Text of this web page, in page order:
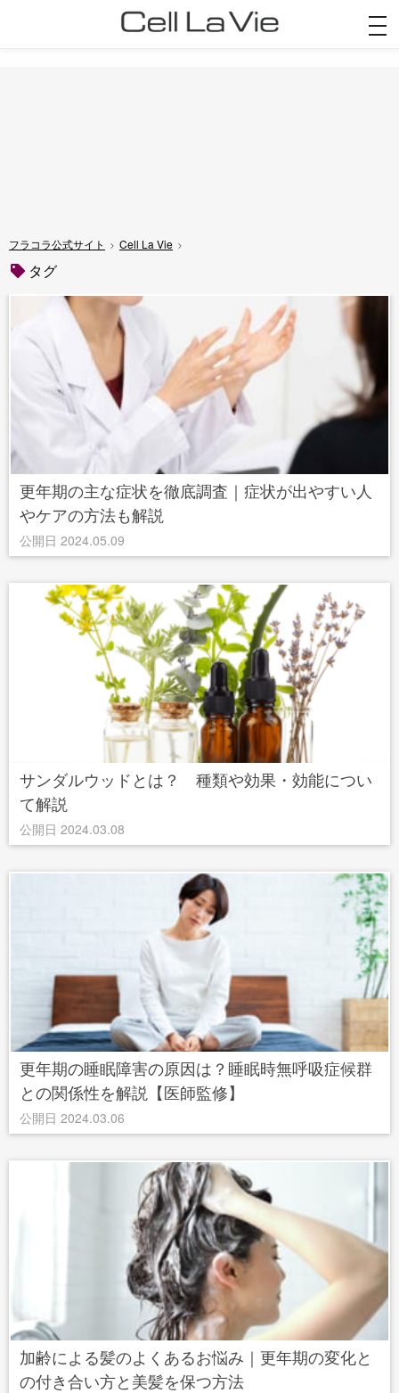
フラコラ公式サイト Cell La Vie
タグ
更年期の主な症状を徹底調査｜症状が出やすい人
やケアの方法も解説
公開日 2024.05.09
サンダルウッドとは？ 種類や効果・効能につい
て解説
公開日 2024.03.08
更年期の睡眠障害の原因は？睡眠時無呼吸症候群
との関係性を解説【医師監修】
公開日 2024.03.06
加齢による髪のよくあるお悩み｜更年期の変化と
の付き合い方と美髪を保つ方法